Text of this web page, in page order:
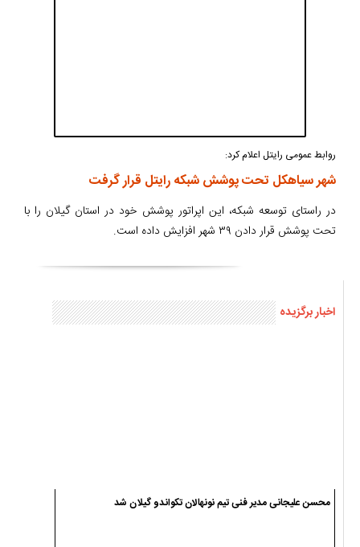
روابط عمومی رایتل اعلام کرد:
شهر سیاهکل تحت پوشش شبکه رایتل قرار گرفت
در راستای توسعه شبکه، این اپراتور پوشش خود در استان گیلان را با
تحت پوشش قرار دادن ۳۹ شهر افزایش داده است.
اخبار برگزیده
محسن علیجانی مدیر فنی تیم نونهالان تکواندو گیلان شد